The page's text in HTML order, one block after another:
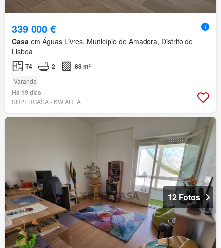
339 000 €
Casa em Águas Livres, Município de Amadora, Distrito de
Lisboa
T4 2 88 m²
Varanda
Há 19 dias
SUPERCASA - KW ÁREA
12 Fotos